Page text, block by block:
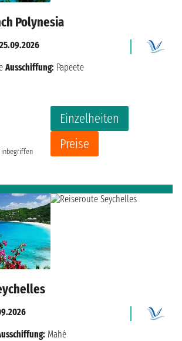
Polynesia
inbegriffen
Einzelheiten
Preise
25.09.2026
Ausschiffung: Papeete
Mahé